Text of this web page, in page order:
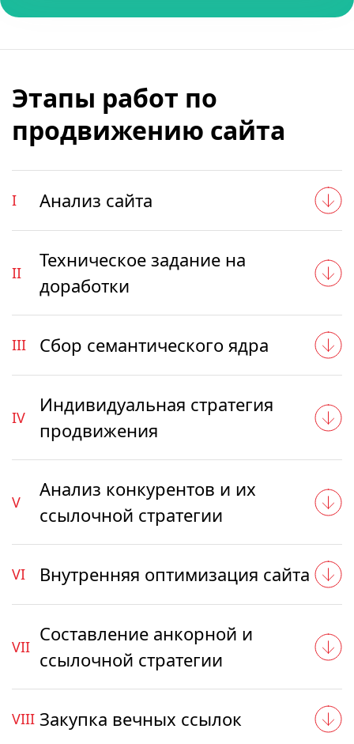
Этапы работ по
продвижению сайта
I Анализ сайта
II
Техническое задание на
доработки
III Сбор семантического ядра
IV
Индивидуальная стратегия
продвижения
V
Анализ конкурентов и их
ссылочной стратегии
VI Внутренняя оптимизация сайта
VII
Составление анкорной и
ссылочной стратегии
VIII Закупка вечных ссылок